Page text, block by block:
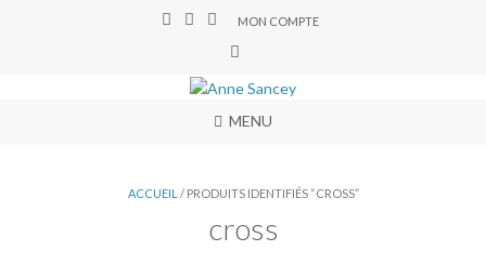
MON COMPTE
MENU
ACCUEIL / PRODUITS IDENTIFIÉS “CROSS”
cross